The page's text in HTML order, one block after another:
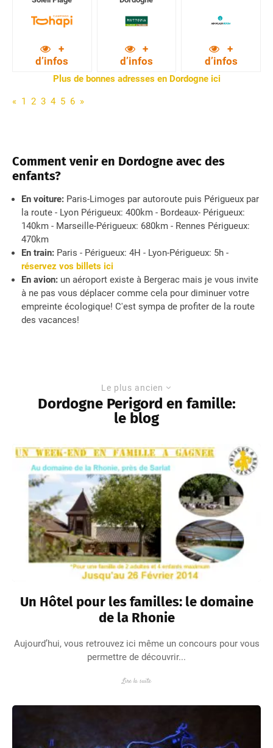
+
d’infos
+
d’infos
+
d’infos
Plus de bonnes adresses en Dordogne ici
« 1 2 3 4 5 6 »
Comment venir en Dordogne avec des
enfants?
En voiture: Paris-Limoges par autoroute puis Périgueux par
la route - Lyon Périgueux: 400km - Bordeaux- Périgueux:
140km - Marseille-Périgueux: 680km - Rennes Périgueux:
470km
En train: Paris - Périgueux: 4H - Lyon-Périgueux: 5h -
réservez vos billets ici
En avion: un aéroport existe à Bergerac mais je vous invite
à ne pas vous déplacer comme cela pour diminuer votre
empreinte écologique! C'est sympa de profiter de la route
des vacances!
Le plus ancien
Dordogne Perigord en famille:
le blog
Un Hôtel pour les familles: le domaine
de la Rhonie
Aujourd’hui, vous retrouvez ici même un concours pour vous
permettre de découvrir...
Lire la suite